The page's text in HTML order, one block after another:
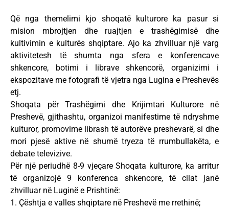
Që nga themelimi kjo shoqatë kulturore ka pasur si
mision mbrojtjen dhe ruajtjen e trashëgimisë dhe
kultivimin e kulturës shqiptare. Ajo ka zhvilluar një varg
aktivitetesh të shumta nga sfera e konferencave
shkencore, botimi i librave shkencorë, organizimi i
ekspozitave me fotografi të vjetra nga Lugina e Preshevës
etj.
Shoqata për Trashëgimi dhe Krijimtari Kulturore në
Preshevë, gjithashtu, organizoi manifestime të ndryshme
kulturor, promovime librash të autorëve preshevarë, si dhe
mori pjesë aktive në shumë tryeza të rrumbullakëta, e
debate televizive.
Për një periudhë 8-9 vjeçare Shoqata kulturore, ka arritur
të organizojë 9 konferenca shkencore, të cilat janë
zhvilluar në Luginë e Prishtinë:
1. Çështja e valles shqiptare në Preshevë me rrethinë;